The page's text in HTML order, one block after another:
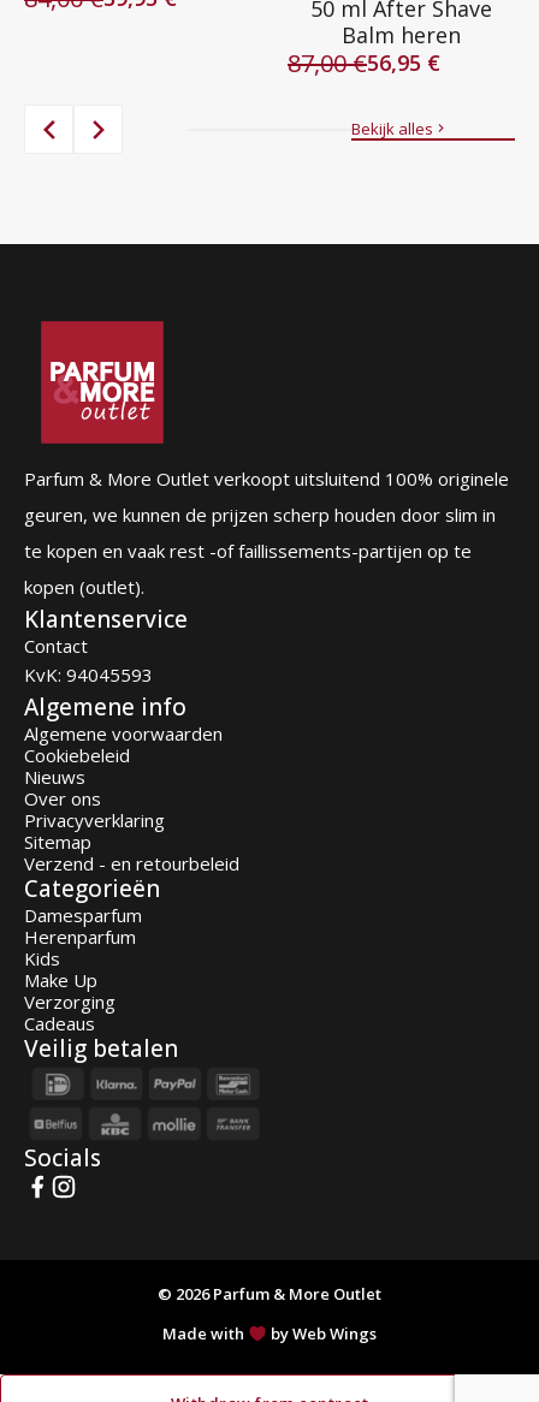
Oorspronkelijke
Huidige
50 ml After Shave
Balm heren
87,00€
Oorspronkelijke
56,95 €
Huidige
Bekijk alles
Parfum & More Outlet verkoopt uitsluitend 100% originele
geuren, we kunnen de prijzen scherp houden door slim in
te kopen en vaak rest -of faillissements-partijen op te
kopen (outlet).
Klantenservice
Contact
KvK: 94045593
Algemene info
Algemene voorwaarden
Cookiebeleid
Nieuws
Over ons
Privacyverklaring
Sitemap
Verzend - en retourbeleid
Categorieën
Damesparfum
Herenparfum
Kids
Make Up
Verzorging
Cadeaus
Veilig betalen
Socials
© 2026 Parfum & More Outlet
Made with
by Web Wings